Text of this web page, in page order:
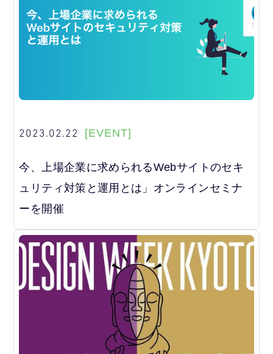
2023.02.22 [EVENT]
今、上場企業に求められるWebサイトのセキ
ュリティ対策と運用とは」オンラインセミナ
ーを開催